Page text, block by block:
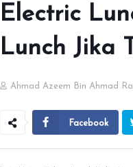
Electric
Lunch Jika
Ahmad Azeem Bin Ahmad
Facebook